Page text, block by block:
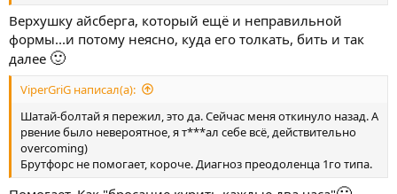
Верхушку айсберга, который ещё и неправильной
формы...и потому неясно, куда его толкать, бить и так
далее 🙂
ViperGriG написал(а):
Шатай-болтай я пережил, это да. Сейчас меня откинуло назад. А
рвение было невероятное, я т***ал себе всё, действительно
overcoming)
Брутфорс не помогает, короче. Диагноз преодоленца 1го типа.